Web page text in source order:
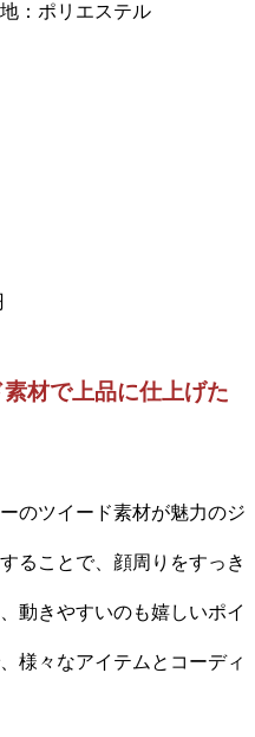
ポリエステル
材で上品に仕上げた
のツイード素材が魅力のジ
ることで、顔周りをすっき
動きやすいのも嬉しいポイ
様々なアイテムとコーディ